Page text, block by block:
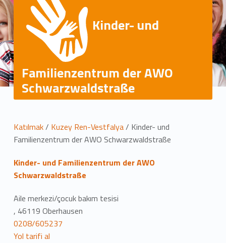
Kinder- und
Familienzentrum der AWO
Schwarzwaldstraße
K
o
n
u
m
Katılmak/ Kuzey Ren-Vestfalya/ Kinder- und
Familienzentrum der AWO Schwarzwaldstraße
Kinder- und Familienzentrum der AWO
Schwarzwaldstraße
Aile merkezi/çocuk bakım tesisi
, 46119 Oberhausen
0208/605237
Yol tarifi al